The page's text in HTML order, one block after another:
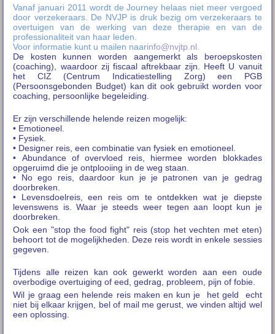
Vanaf januari 2011 wordt de Journey helaas niet meer vergoed
door verzekeraars. De NVJP is druk bezig om verzekeraars te
overtuigen van de werking van deze therapie en van de
professionaliteit van haar leden.
Voor informatie kunt u mailen naarinfo@nvjtp.nl
De kosten kunnen worden aangemerkt als beroepskosten
(coaching), waardoor zij fiscaal aftrekbaar zijn. Heeft U vanuit
het CIZ (Centrum Indicatiestelling Zorg) een PGB
(Persoonsgebonden Budget) kan dit ook gebruikt worden voor
coaching, persoonlijke begeleiding.
Er zijn verschillende helende reizen mogelijk:
• Emotioneel.
• Fysiek.
• Designer reis, een combinatie van fysiek en emotioneel.
• Abundance of overvloed reis, hiermee worden blokkades
opgeruimd die je ontplooiing in de weg staan.
• No ego reis, daardoor kun je je patronen van je gedrag
doorbreken.
• Levensdoelreis, een reis om te ontdekken wat je diepste
levenswens is. Waar je steeds weer tegen aan loopt kun je
doorbreken.
Ook een "stop the food fight" reis (stop het vechten met eten)
behoort tot de mogelijkheden. Deze reis wordt in enkele sessies
gegeven.
Tijdens alle reizen kan ook gewerkt worden aan een oude
overbodige overtuiging of eed, gedrag, probleem, pijn of fobie.
Wil je graag een helende reis maken en kun je het geld echt
niet bij elkaar krijgen, bel of mail me gerust, we vinden altijd wel
een oplossing.